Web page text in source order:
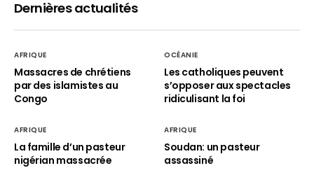
Dernières actualités
AFRIQUE
Massacres de chrétiens
par des islamistes au
Congo
OCÉANIE
Les catholiques peuvent
s’opposer aux spectacles
ridiculisant la foi
AFRIQUE
La famille d’un pasteur
nigérian massacrée
AFRIQUE
Soudan: un pasteur
assassiné